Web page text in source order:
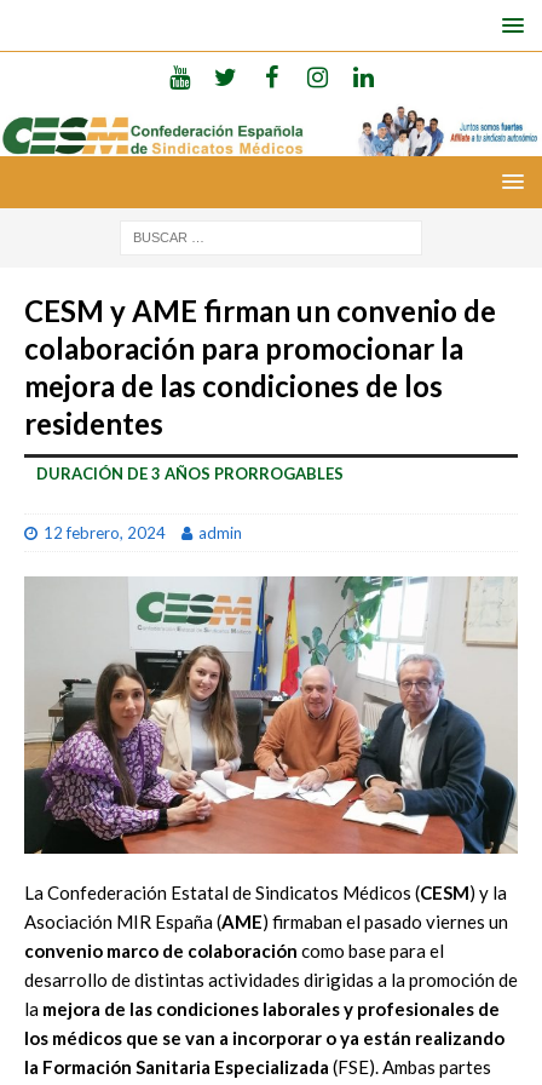
CESM y AME firman un convenio de
colaboración para promocionar la
mejora de las condiciones de los
residentes
DURACIÓN DE 3 AÑOS PRORROGABLES
12 febrero, 2024 admin
La Confederación Estatal de Sindicatos Médicos (CESM) y la
Asociación MIR España (AME) firmaban el pasado viernes un
convenio marco de colaboración como base para el
desarrollo de distintas actividades dirigidas a la promoción de
la mejora de las condiciones laborales y profesionales de
los médicos que se van a incorporar o ya están realizando
la Formación Sanitaria Especializada (FSE). Ambas partes